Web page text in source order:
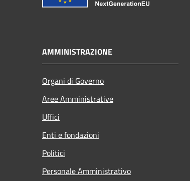
AMMINISTRAZIONE
Organi di Governo
Aree Amministrative
Uffici
Enti e fondazioni
Politici
Personale Amministrativo